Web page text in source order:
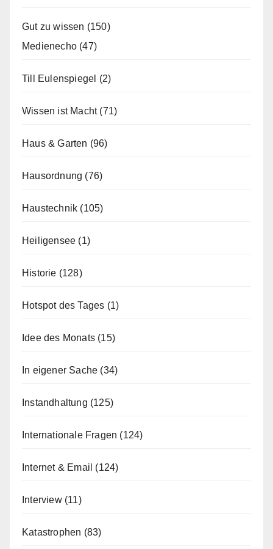
Gut zu wissen (150)
Medienecho (47)
Till Eulenspiegel (2)
Wissen ist Macht(71)
Haus & Garten (96)
Hausordnung (76)
Haustechnik (105)
Heiligensee (1)
Historie (128)
Hotspot des Tages (1)
Idee des Monats (15)
In eigener Sache (34)
Instandhaltung (125)
Internationale Fragen (124)
Internet & Email (124)
Interview(11)
Katastrophen (83)